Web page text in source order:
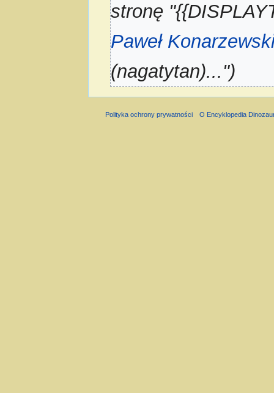
stronę
Paweł
(nagatytan)...")
Polityka ochrony prywatności O Encyklopedia